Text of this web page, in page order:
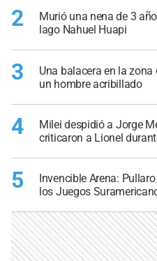
2
Murió una nena de 3
lago Nahuel Huapi
3
Una balacera en la
un hombre acribillado
4
Milei despidió a Jorge
criticaron a Lionel
5
Invencible Arena:
los Juegos